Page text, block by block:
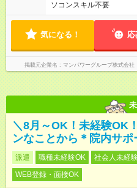
ソコンスキル不要
気になる！ 応
掲載元企業名 マンパワーグループ株式会
＼8月～OK！未経験OK
ンなことから＊院内サポ
派遣 職種未経験OK 社会人未経
WEB登録・面接OK